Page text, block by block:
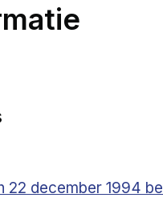
22 december 1994